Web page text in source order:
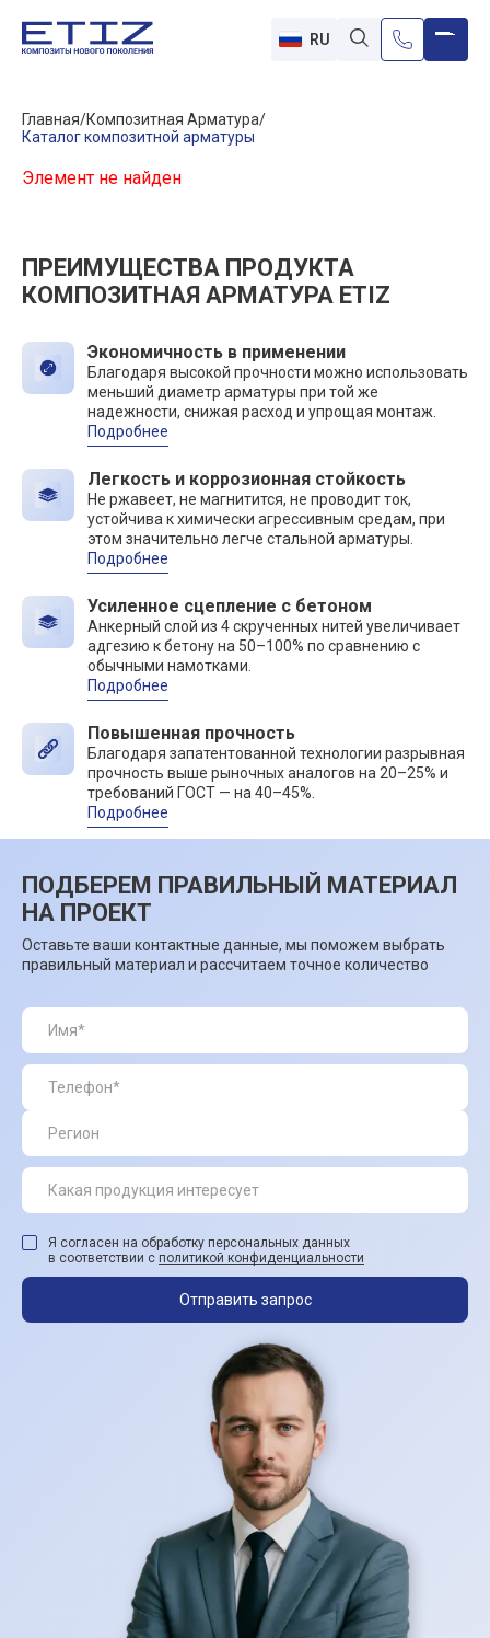
RU
Главная Композитная Арматура
Каталог композитной арматуры
Элемент не найден
ПРЕИМУЩЕСТВА ПРОДУКТА
КОМПОЗИТНАЯ АРМАТУРА ETIZ
Экономичность в применении
Благодаря высокой прочности можно использовать
меньший диаметр арматуры при той же
надежности, снижая расход и упрощая монтаж.
Подробнее
Легкость и коррозионная стойкость
Не ржавеет, не магнитится, не проводит ток,
устойчива к химически агрессивным средам, при
этом значительно легче стальной арматуры.
Подробнее
Усиленное сцепление с бетоном
Анкерный слой из 4 скрученных нитей увеличивает
адгезию к бетону на 50–100% по сравнению с
обычными намотками.
Подробнее
Повышенная прочность
Благодаря запатентованной технологии разрывная
прочность выше рыночных аналогов на 20–25% и
требований ГОСТ — на 40–45%.
Подробнее
ПОДБЕРЕМ ПРАВИЛЬНЫЙ МАТЕРИАЛ
НА ПРОЕКТ
Оставьте ваши контактные данные, мы поможем выбрать
правильный материал и рассчитаем точное количество
Я согласен на обработку персональных данных
в соответствии с политикой конфиденциальности
Отправить запрос